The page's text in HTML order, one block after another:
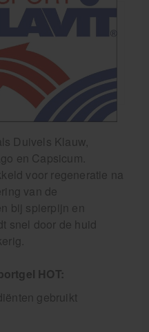
Duivels Klauw,
en Capsicum.
voor regeneratie na
van de
bij spierpijn en
snel door de huid
HOT:
gebruikt